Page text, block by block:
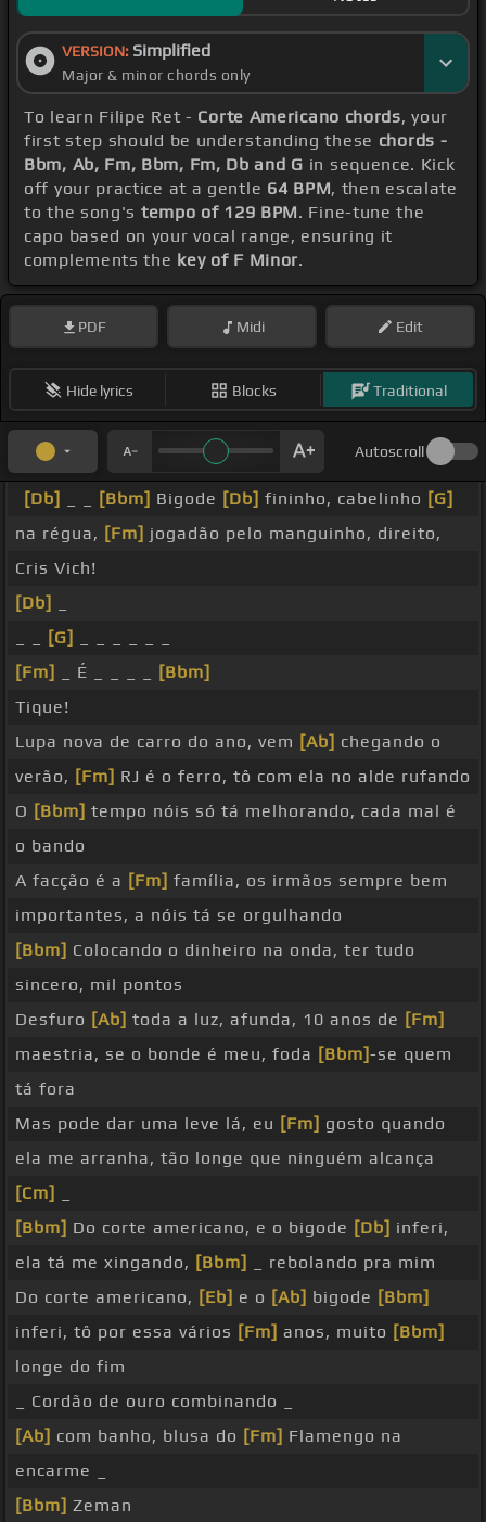
VERSION: Simplified
Major & minor chords only
To learn Filipe Ret - Corte Americano chords, your
first step should be understanding these chords -
Bbm, Ab, Fm, Bbm, Fm, Db and G in sequence. Kick
off your practice at a gentle 64 BPM, then escalate
to the song's tempo of 129 BPM. Fine-tune the
capo based on your vocal range, ensuring it
complements the key of F Minor.
PDF Midi Edit
Hide lyrics Blocks Traditional
Autoscroll
[Db] [Bbm] Bigode [Db] fininho, cabelinho [G]
na régua, [Fm] jogadão pelo manguinho, direito,
Cris Vich!
[Db]
[G]
[Fm]
_ É _ _ _ _
[Bbm]
Tique!
Lupa nova de carro do ano, vem [Ab] chegando o
verão, [Fm] RJ é o ferro, tô com ela no alde rufando
O [Bbm] tempo nóis só tá melhorando, cada mal é
o bando
A facção é a [Fm] família, os irmãos sempre bem
importantes, a nóis tá se orgulhando
[Bbm] Colocando o dinheiro na onda, ter tudo
sincero, mil pontos
Desfuro [Ab] toda a luz, afunda, 10 anos de [Fm]
maestria, se o bonde é meu, foda [Bbm]-se quem
tá fora
Mas pode dar uma leve lá, eu [Fm] gosto quando
ela me arranha, tão longe que ninguém alcança
[Cm]
[Bbm] Do corte americano, e o bigode [Db] inferi,
ela tá me xingando, [Bbm]
_ rebolando pra mim
Do corte americano, [Eb] e o [Ab] bigode [Bbm]
inferi, tô por essa vários [Fm] anos, muito [Bbm]
longe do fim
_ Cordão de ouro combinando _
[Ab] com banho, blusa do [Fm] Flamengo na
encarme _
[Bbm] Zeman